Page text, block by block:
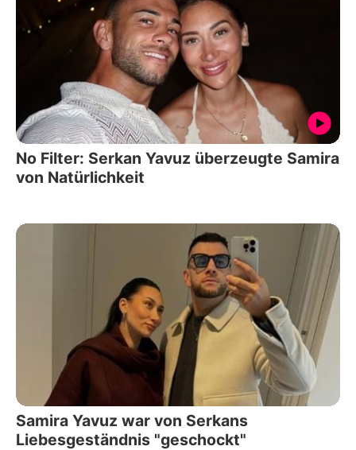
No Filter: Serkan Yavuz überzeugte Samira
von Natürlichkeit
Samira Yavuz war von Serkans
Liebesgeständnis "geschockt"